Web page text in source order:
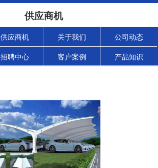
供应商机
供应商机 关于我们 公司动态
招聘中心 客户案例 产品知识